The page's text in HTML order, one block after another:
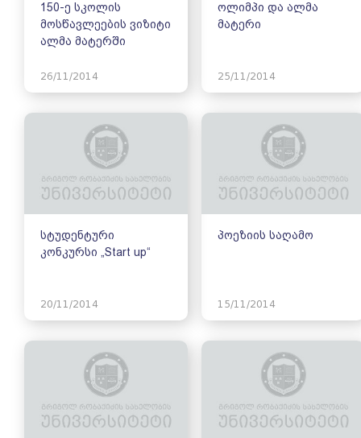
150-ე სკოლის
მოსწავლეების ვიზიტი
ალმა მატერში
26/11/2014
ოლიმპი და ალმა
მატერი
25/11/2014
სტუდენტური
კონკურსი „Start up“
20/11/2014
პოეზიის საღამო
15/11/2014